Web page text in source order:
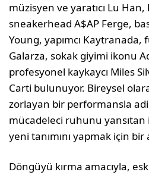
müzisyen ve yaratıcı Lu Han,
sneakerhead A$AP Ferge,
Young, yapımcı Kaytranada,
Galarza, sokak giyimi ikonu
profesyonel kaykaycı Miles
Carti bulunuyor. Bireysel
zorlayan bir performansla
mücadeleci ruhunu
yeni tanımını yapmak için
Döngüyü kırma amacıyla,